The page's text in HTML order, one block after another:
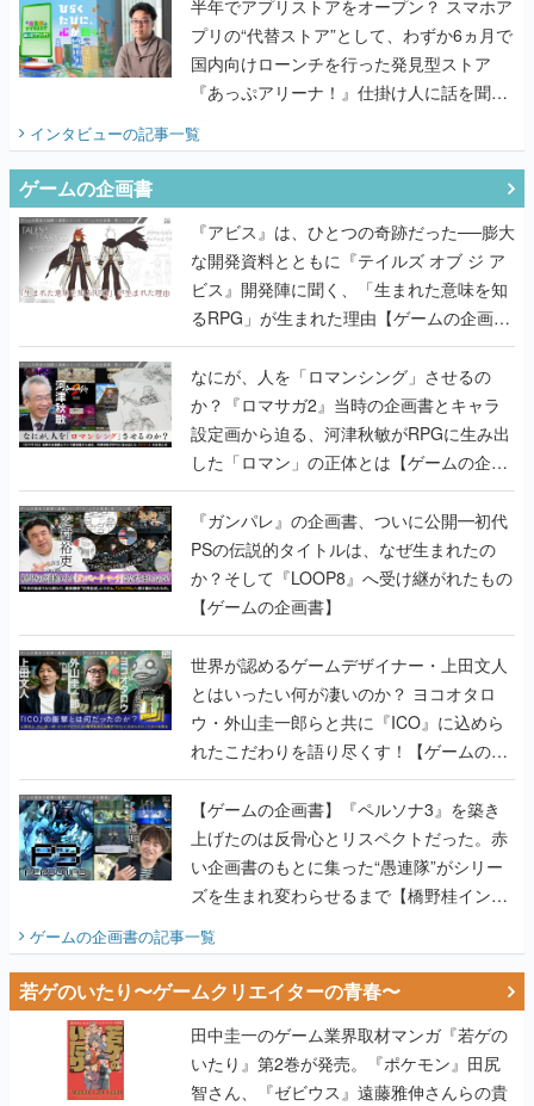
半年でアプリストアをオープン？ スマホア
プリの“代替ストア”として、わずか6ヵ月で
国内向けローンチを行った発見型ストア
『あっぷアリーナ！』仕掛け人に話を聞い
インタビューの記事一覧
ゲームの企画書
『アビス』は、ひとつの奇跡だった──膨大
な開発資料とともに『テイルズ オブ ジ ア
ビス』開発陣に聞く、「生まれた意味を知
るRPG」が生まれた理由【ゲームの企画
書】
なにが、人を「ロマンシング」させるの
か？『ロマサガ2』当時の企画書とキャラ
設定画から迫る、河津秋敏がRPGに生み出
した「ロマン」の正体とは【ゲームの企画
書】
『ガンパレ』の企画書、ついに公開━初代
PSの伝説的タイトルは、なぜ生まれたの
か？そして『LOOP8』へ受け継がれたもの
【ゲームの企画書】
世界が認めるゲームデザイナー・上田文人
とはいったい何が凄いのか？ ヨコオタロ
ウ・外山圭一郎らと共に『ICO』に込めら
れたこだわりを語り尽くす！【ゲームの企
画書】
【ゲームの企画書】『ペルソナ3』を築き
上げたのは反骨心とリスペクトだった。赤
い企画書のもとに集った“愚連隊”がシリー
ズを生まれ変わらせるまで【橋野桂インタ
ゲームの企画書の記事一覧
若ゲのいたり〜ゲームクリエイターの青春〜
田中圭一のゲーム業界取材マンガ『若ゲの
いたり』第2巻が発売。『ポケモン』田尻
智さん、『ゼビウス』遠藤雅伸さんらの貴